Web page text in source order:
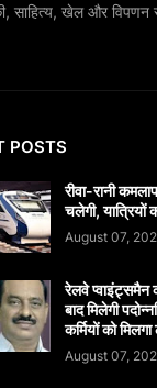
साहित्य, खेल और
POSTS
रीवा-रानी
चलेगी, यात्रियों
August 07,
रेलवे प्वाइंट्समैन
बाद मिलेगी
कर्मियों को
August 07,